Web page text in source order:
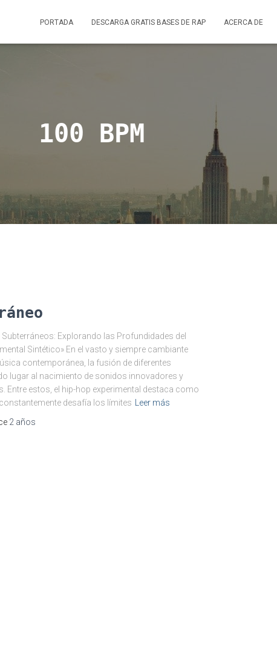
PORTADA DESCARGA GRATIS BASES DE RAP ACERCA DE
100 BPM
Explorando las Profundidades del
Sintético» En el vasto y siempre cambiante
contemporánea, la fusión de diferentes
lugar al nacimiento de sonidos innovadores y
Entre estos, el hip-hop experimental destaca como
desafía los límites
Leer más
2 años